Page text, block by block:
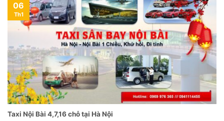
Taxi Nội Bài 4,7,16 chỗ tại Hà Nội
06
Th1